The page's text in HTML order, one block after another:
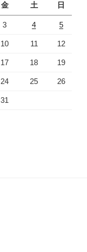
金 土 日
3 4 5
10 11 12
17 18 19
24 25 26
31